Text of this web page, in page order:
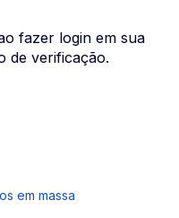
fazer login em sua
de verificação.
em massa